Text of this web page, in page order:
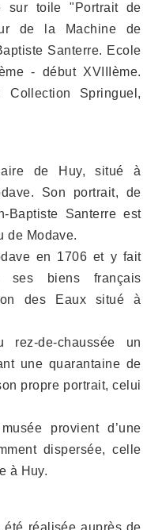
sur toile "Portrait de
de la Machine de
Santerre. Ecole
- début XVIIIème.
Collection Springuel,
de Huy, situé à
Son portrait, de
Baptiste Santerre est
de Modave.
en 1706 et y fait
ses biens français
des Eaux situé à
de-chaussée un
une quarantaine de
propre portrait, celui
provient d’une
dispersée, celle
à Huy.